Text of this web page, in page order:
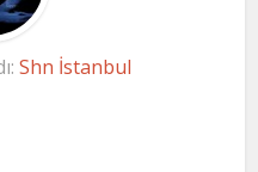
Shn İstanbul